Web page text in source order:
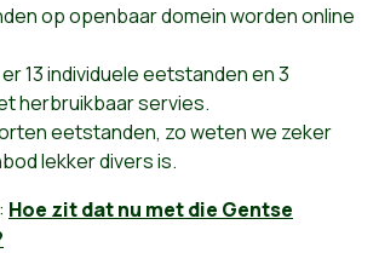
op openbaar domein worden online
13 individuele eetstanden en 3
herbruikbaar servies.
eetstanden, zo weten we zeker
lekker divers is.
Hoe zit dat nu met die Gentse